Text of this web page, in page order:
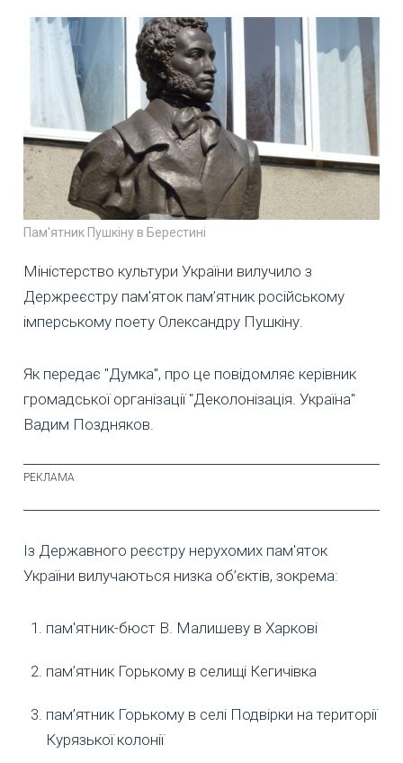
Пам'ятник Пушкіну в Берестині
Міністерство культури України вилучило з
Держреєстру пам'яток пам’ятник російському
імперському поету Олександру Пушкіну.
Як передає "Думка", про це повідомляє керівник
громадської організації "Деколонізація. Україна"
Вадим Поздняков.
Із Державного реєстру нерухомих пам'яток
України вилучаються низка об’єктів, зокрема:
пам'ятник-бюст В. Малишеву в Харкові
пам’ятник Горькому в селищі Кегичівка
пам’ятник Горькому в селі Подвірки на території
Курязької колонії